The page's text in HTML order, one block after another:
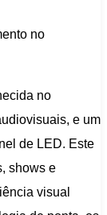
no
no
e um
de LED. Este
shows e
visual